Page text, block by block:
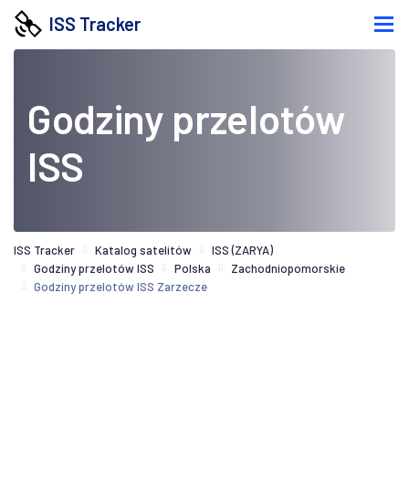
ISS Tracker
Godziny przelotów
ISS
ISS Tracker Katalog satelitów
ISS (ZARYA)
Godziny przelotów ISS
Polska
Zachodniopomorskie
Godziny przelotów ISS Zarzecze